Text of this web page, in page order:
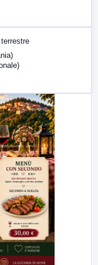
LabNews (replica)